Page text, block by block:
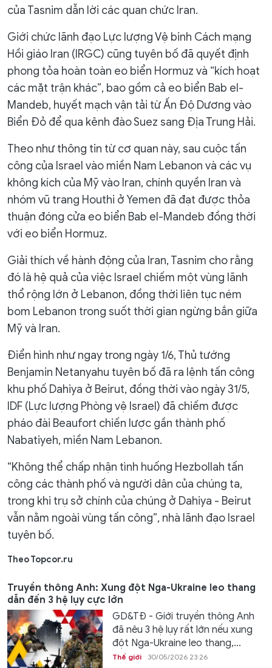
của Tasnim dẫn lời các quan chức Iran.
Giới chức lãnh đạo Lực lượng Vệ binh Cách mạng
Hồi giáo Iran (IRGC) cũng tuyên bố đã quyết định
phong tỏa hoàn toàn eo biển Hormuz và “kích hoạt
các mặt trận khác”, bao gồm cả eo biển Bab el-
Mandeb, huyết mạch vận tải từ Ấn Độ Dương vào
Biển Đỏ để qua kênh đào Suez sang Địa Trung Hải.
Theo như thông tin từ cơ quan này, sau cuộc tấn
công của Israel vào miền Nam Lebanon và các vụ
không kích của Mỹ vào Iran, chính quyền Iran và
nhóm vũ trang Houthi ở Yemen đã đạt được thỏa
thuận đóng cửa eo biển Bab el-Mandeb đồng thời
với eo biển Hormuz.
Giải thích về hành động của Iran, Tasnim cho rằng
đó là hệ quả của việc Israel chiếm một vùng lãnh
thổ rộng lớn ở Lebanon, đồng thời liên tục ném
bom Lebanon trong suốt thời gian ngừng bắn giữa
Mỹ và Iran.
Điển hình như ngay trong ngày 1/6, Thủ tướng
Benjamin Netanyahu tuyên bố đã ra lệnh tấn công
khu phố Dahiya ở Beirut, đồng thời vào ngày 31/5,
IDF (Lực lượng Phòng vệ Israel) đã chiếm được
pháo đài Beaufort chiến lược gần thành phố
Nabatiyeh, miền Nam Lebanon.
“Không thể chấp nhận tình huống Hezbollah tấn
công các thành phố và người dân của chúng ta,
trong khi trụ sở chính của chúng ở Dahiya - Beirut
vẫn nằm ngoài vùng tấn công”, nhà lãnh đạo Israel
tuyên bố.
Theo Topcor.ru
Truyền thông Anh: Xung đột Nga-Ukraine leo thang
dẫn đến 3 hệ lụy cực lớn
GD&TĐ - Giới truyền thông Anh
đã nêu 3 hệ lụy rất lớn nếu xung
đột Nga-Ukraine leo thang,...
Thế giới 30/05/2026 23:26